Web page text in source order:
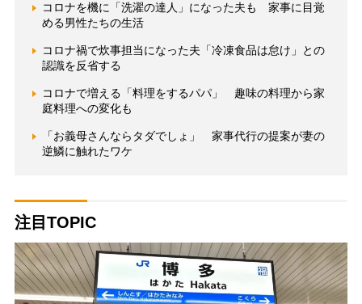
コロナを機に「洗濯の達人」になった夫も 家事に目覚
める男性たちの生活
コロナ禍で炊事担当になった夫「冷凍食品は怠け」との
認識を反省する
コロナで増える「料理をするパパ」 趣味の料理から家
庭料理への変化も
「お義母さんならタダでしょ」 家事代行の提案が妻の
逆鱗に触れたワケ
注目TOPIC